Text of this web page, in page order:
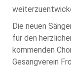
Die neuen
für den
kommenden
Gesangverein